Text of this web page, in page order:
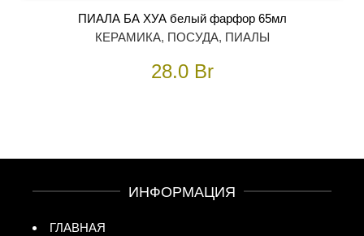
ПИАЛА БА ХУА белый фарфор 65мл
КЕРАМИКА, ПОСУДА, ПИАЛЫ
28.0 Br
ИНФОРМАЦИЯ
ГЛАВНАЯ